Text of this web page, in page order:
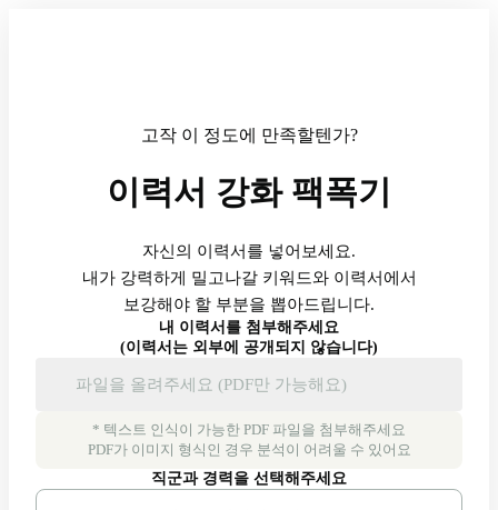
고작 이 정도에 만족할텐가?
이력서 강화 팩폭기
자신의 이력서를 넣어보세요.
내가 강력하게 밀고나갈 키워드와 이력서에서
보강해야 할 부분을 뽑아드립니다.
내 이력서를 첨부해주세요
(이력서는 외부에 공개되지 않습니다)
파일을 올려주세요 (PDF만 가능해요)
* 텍스트 인식이 가능한 PDF 파일을 첨부해주세요
PDF가 이미지 형식인 경우 분석이 어려울 수 있어요
직군과 경력을 선택해주세요